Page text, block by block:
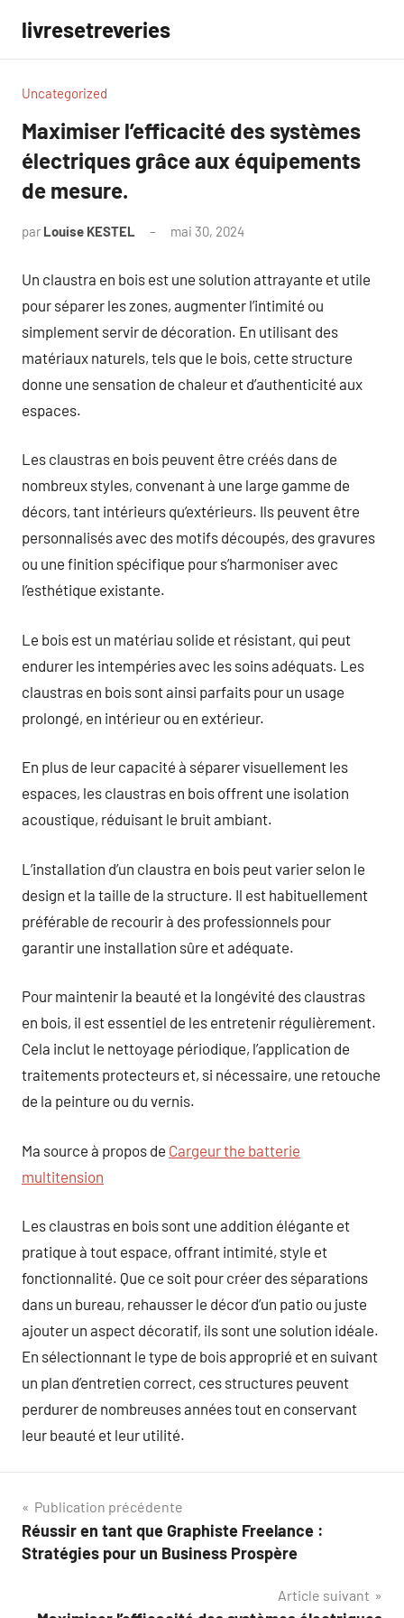
contenu
livresetreveries
Uncategorized
Maximiser l’efficacité des systèmes
électriques grâce aux équipements
de mesure.
par Louise KESTEL mai 30, 2024
Un claustra en bois est une solution attrayante et utile
pour séparer les zones, augmenter l’intimité ou
simplement servir de décoration. En utilisant des
matériaux naturels, tels que le bois, cette structure
donne une sensation de chaleur et d’authenticité aux
espaces.
Les claustras en bois peuvent être créés dans de
nombreux styles, convenant à une large gamme de
décors, tant intérieurs qu’extérieurs. Ils peuvent être
personnalisés avec des motifs découpés, des gravures
ou une finition spécifique pour s’harmoniser avec
l’esthétique existante.
Le bois est un matériau solide et résistant, qui peut
endurer les intempéries avec les soins adéquats. Les
claustras en bois sont ainsi parfaits pour un usage
prolongé, en intérieur ou en extérieur.
En plus de leur capacité à séparer visuellement les
espaces, les claustras en bois offrent une isolation
acoustique, réduisant le bruit ambiant.
L’installation d’un claustra en bois peut varier selon le
design et la taille de la structure. Il est habituellement
préférable de recourir à des professionnels pour
garantir une installation sûre et adéquate.
Pour maintenir la beauté et la longévité des claustras
en bois, il est essentiel de les entretenir régulièrement.
Cela inclut le nettoyage périodique, l’application de
traitements protecteurs et, si nécessaire, une retouche
de la peinture ou du vernis.
Ma source à propos de Cargeur the batterie
multitension
Les claustras en bois sont une addition élégante et
pratique à tout espace, offrant intimité, style et
fonctionnalité. Que ce soit pour créer des séparations
dans un bureau, rehausser le décor d’un patio ou juste
ajouter un aspect décoratif, ils sont une solution idéale.
En sélectionnant le type de bois approprié et en suivant
un plan d’entretien correct, ces structures peuvent
perdurer de nombreuses années tout en conservant
leur beauté et leur utilité.
Navigation
de
Publication précédente
Réussir en tant que Graphiste Freelance :
Stratégies pour un Business Prospère
Article suivant